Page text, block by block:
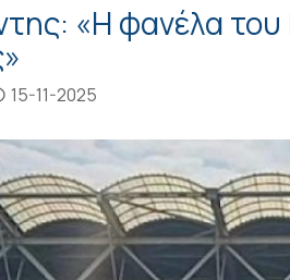
«Η φανέλα
15-11-2025